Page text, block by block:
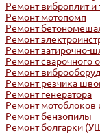
Ремонт виброплит и
Ремонт мотопомп
Ремонт
Ремонт
Ремонт затирочно-
Ремонт сварочного
Ремонт
Ремонт резчика
Ремонт генератора
Ремонт мотоблоков
Ремонт бензопилы
Ремонт болгарки